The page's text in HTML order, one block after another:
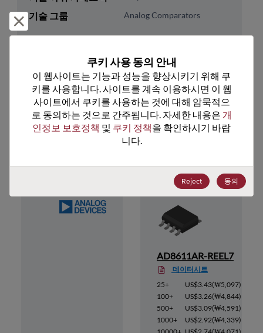
기술 그룹 Analog Comparators
EAR99
추천 대체 제품
AD8611AR-REEL7
데이터시트
25+
US$3.43(₩5,097)
100+
US$3.26(₩4,844)
500+
US$3.09(₩4,591)
1000+
US$2.92(₩4,339)
거부 및 닫기
쿠키 사용 동의 안내
이 웹사이트는 기능과 성능을 향상시키기 위해 쿠
키를 사용합니다. 사이트를 계속 이용하시면 이 웹
사이트에서 쿠키를 사용하는 것에 대해 암묵적으
로 동의하는 것으로 간주됩니다. 자세한 내용은 개
인정보 보호정책 및 쿠키 정책을 확인하시기 바랍
니다.
Reject 동의